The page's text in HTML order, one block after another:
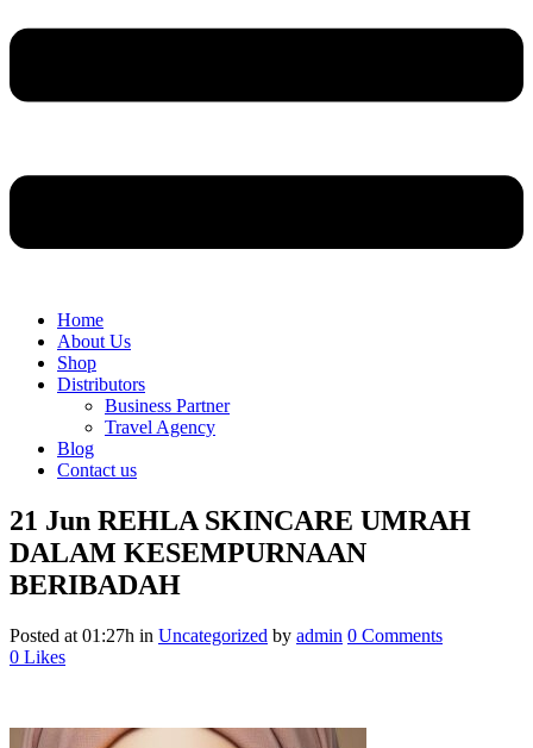
Home
About Us
Shop
Distributors
Business Partner
Travel Agency
Blog
Contact us
21 Jun REHLA SKINCARE UMRAH
DALAM KESEMPURNAAN
BERIBADAH
Posted at 01:27h in Uncategorized by admin 0 Comments
0 Likes